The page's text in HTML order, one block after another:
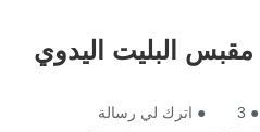
البليت اليدوي
●
3
● اترك لي رسالة